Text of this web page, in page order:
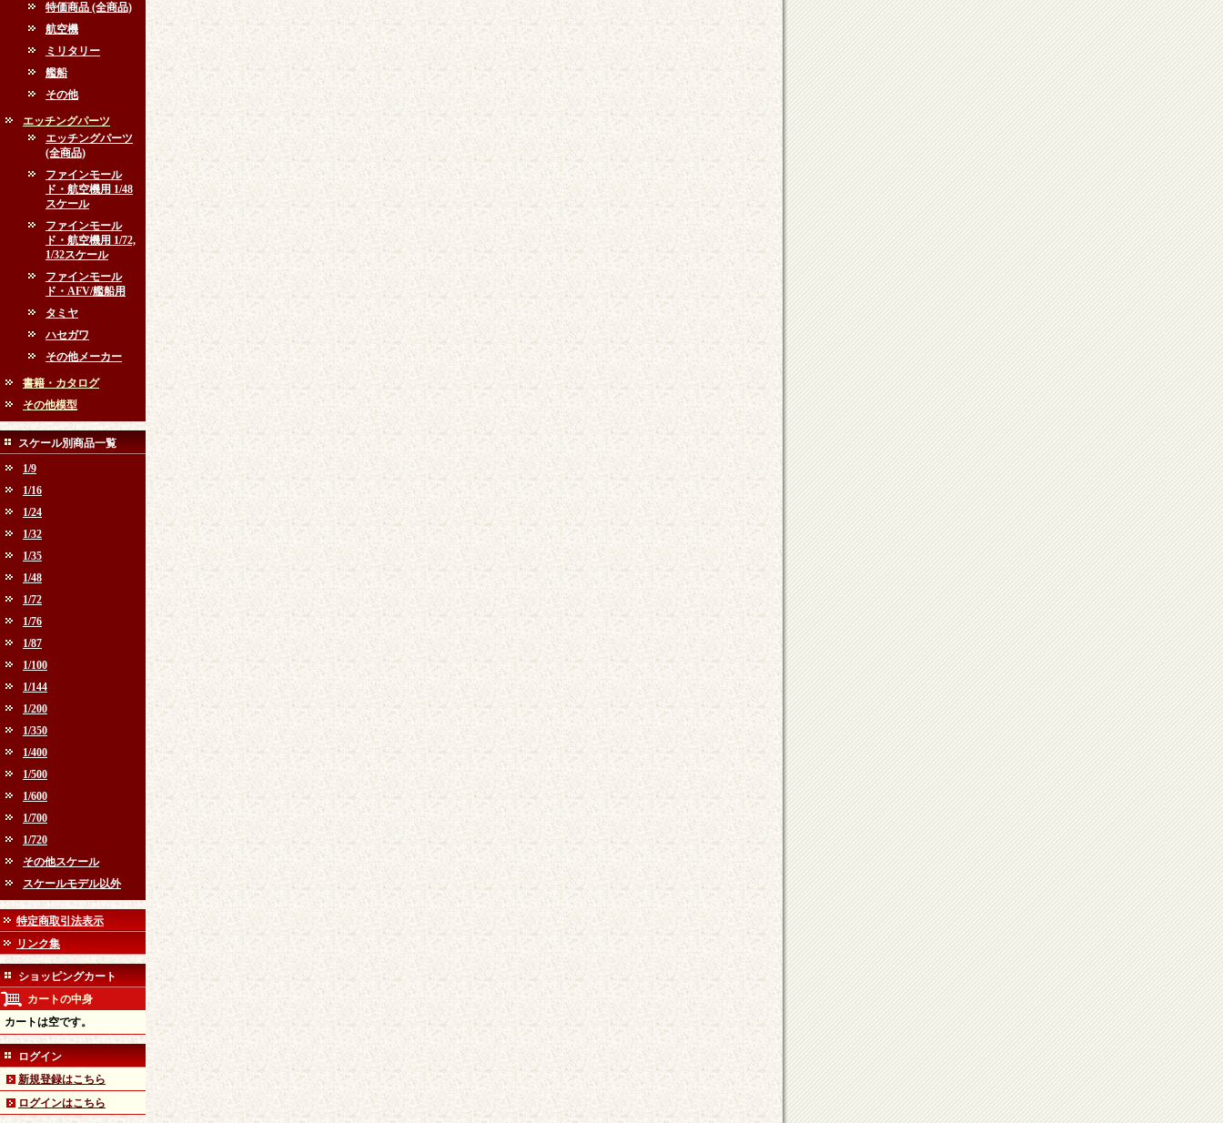
特価商品 (全商品)
航空機
ミリタリー
艦船
その他
エッチングパーツ
エッチングパーツ
(全商品)
ファインモール
ド・航空機用 1/48
スケール
ファインモール
ド・航空機用 1/72,
1/32スケール
ファインモール
ド・AFV/艦船用
タミヤ
ハセガワ
その他メーカー
書籍・カタログ
その他模型
スケール別商品一覧
1/9
1/16
1/24
1/32
1/35
1/48
1/72
1/76
1/87
1/100
1/144
1/200
1/350
1/400
1/500
1/600
1/700
1/720
その他スケール
スケールモデル以外
特定商取引法表示
リンク集
ショッピングカート
カートの中身
カートは空です。
ログイン
新規登録はこちら
ログインはこちら